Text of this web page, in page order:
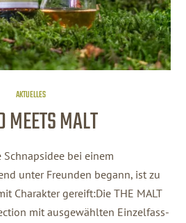
AKTUELLES
MEETS MALT
bei einem
unter Freunden begann, ist zu
Charakter gereift:Die THE MALT
mit ausgewählten Einzelfass-